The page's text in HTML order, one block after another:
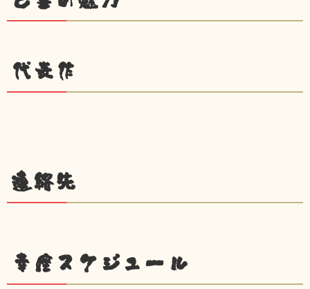
代表作
連絡先
幸座スケジュール